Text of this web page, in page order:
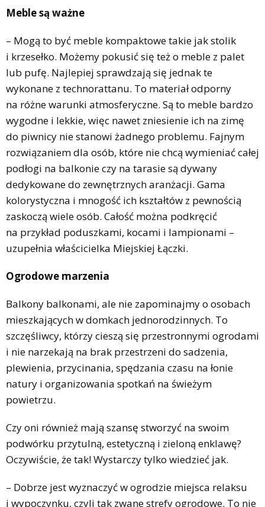
Meble są ważne
– Mogą to być meble kompaktowe takie jak stolik
i krzesełko. Możemy pokusić się też o meble z palet
lub pufę. Najlepiej sprawdzają się jednak te
wykonane z technorattanu. To materiał odporny
na różne warunki atmosferyczne. Są to meble bardzo
wygodne i lekkie, więc nawet zniesienie ich na zimę
do piwnicy nie stanowi żadnego problemu. Fajnym
rozwiązaniem dla osób, które nie chcą wymieniać całej
podłogi na balkonie czy na tarasie są dywany
dedykowane do zewnętrznych aranżacji. Gama
kolorystyczna i mnogość ich kształtów z pewnością
zaskoczą wiele osób. Całość można podkręcić
na przykład poduszkami, kocami i lampionami –
uzupełnia właścicielka Miejskiej Łączki.
Ogrodowe marzenia
Balkony balkonami, ale nie zapominajmy o osobach
mieszkających w domkach jednorodzinnych. To
szczęśliwcy, którzy cieszą się przestronnymi ogrodami
i nie narzekają na brak przestrzeni do sadzenia,
plewienia, przycinania, spędzania czasu na łonie
natury i organizowania spotkań na świeżym
powietrzu.
Czy oni również mają szansę stworzyć na swoim
podwórku przytulną, estetyczną i zieloną enklawę?
Oczywiście, że tak! Wystarczy tylko wiedzieć jak.
– Dobrze jest wyznaczyć w ogrodzie miejsca relaksu
i wypoczynku, czyli tak zwane strefy ogrodowe. To nie